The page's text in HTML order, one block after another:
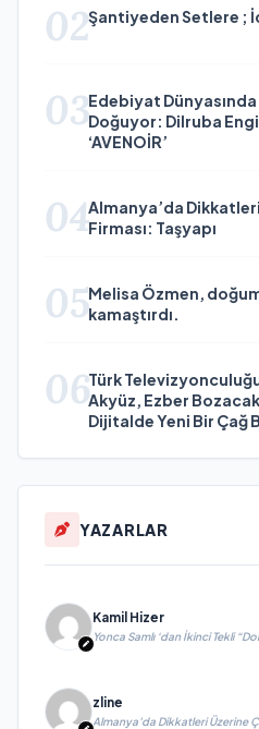
02Şantiyeden Setlere ;
03Edebiyat Dünyasında
Doğuyor: Dilruba
‘AVENOİR’
04Almanya’da
Firması: Taşyapı
05Melisa Özmen,
kamaştırdı.
06Türk
Akyüz, Ezber
Dijitalde Yeni Bir Çağ
YAZARLAR
Kamil Hizer
Yonca Samlı ‘dan İkinci Tekli
zline
Almanya’da Dikkatleri Üzerine